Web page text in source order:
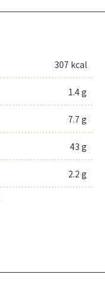
307 kcal
1.4 g
7.7 g
43 g
2.2 g